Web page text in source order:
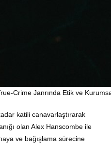
Crime Janrında Etik ve
katili canavarlaştırarak
olan Alex Hanscombe ile
ve bağışlama sürecine